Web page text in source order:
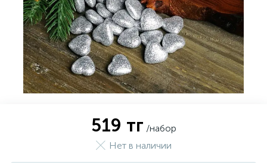
519 тг /набор
Нет в наличии